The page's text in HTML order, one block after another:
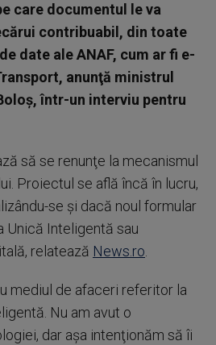
care documentul le va
contribuabil, din toate
date ale ANAF, cum ar fi e-
anunţă ministrul
într-un interviu pentru
să se renunţe la mecanismul
Proiectul se află încă în lucru,
se şi dacă noul formular
Unică Inteligentă sau
relatează News.ro
mediul de afaceri referitor la
Nu am avut o
dar aşa intenţionăm să îi